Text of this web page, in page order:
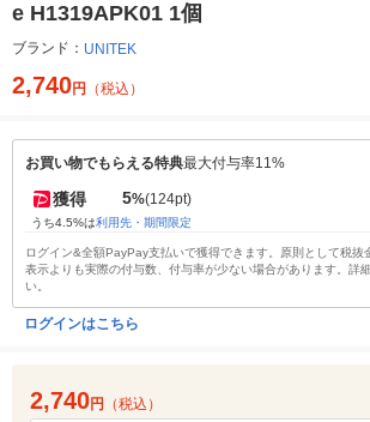
e H1319APK01 1個
ブランド： UNITEK
2,740円 （税込）
お買い物でもらえる特典最大付与率11%
獲得 5%(124pt)
うち4.5%は利用先・期間限定
ログイン&全額PayPay支払いで獲得できます。原則として税抜
表示よりも実際の付与数、付与率が少ない場合があります。詳
い。
ログインはこちら
2,740円 （税込）